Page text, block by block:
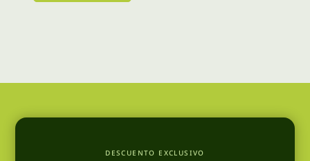
DESCUENTO EXCLUSIVO